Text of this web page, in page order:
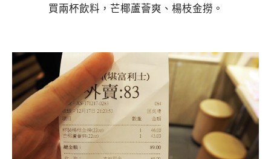
買兩杯飲料，芒椰蘆薈爽、楊枝金撈。